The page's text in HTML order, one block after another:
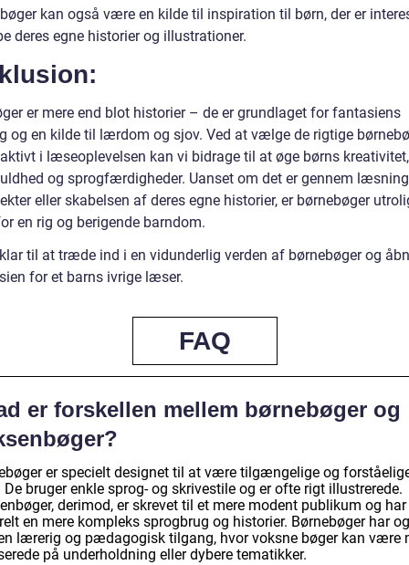
kan også være en kilde til inspiration til børn, der er
deres egne historier og illustrationer.
er mere end blot historier – de er grundlaget for fantasiens
og en kilde til lærdom og sjov. Ved at vælge de rigtige
i læseoplevelsen kan vi bidrage til at øge børns kreativitet,
og sprogfærdigheder. Uanset om det er gennem
eller skabelsen af deres egne historier, er børnebøger
en rig og berigende barndom.
til at træde ind i en vidunderlig verden af børnebøger og
for et barns ivrige læser.
FAQ
er forskellen mellem børnebøger og
er specielt designet til at være tilgængelige og
De bruger enkle sprog- og skrivestile og er ofte rigt illustrerede.
derimod, er skrevet til et mere modent publikum og har
en mere kompleks sprogbrug og historier. Børnebøger har
lærerig og pædagogisk tilgang, hvor voksne bøger kan være
på underholdning eller dybere tematikker.